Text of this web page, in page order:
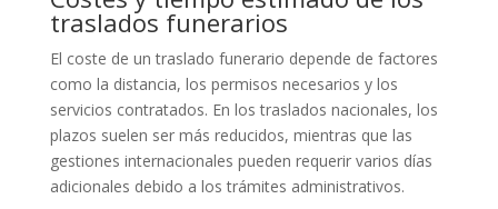
traslados funerarios
El coste de un traslado funerario depende de factores
como la distancia, los permisos necesarios y los
servicios contratados. En los traslados nacionales, los
plazos suelen ser más reducidos, mientras que las
gestiones internacionales pueden requerir varios días
adicionales debido a los trámites administrativos.